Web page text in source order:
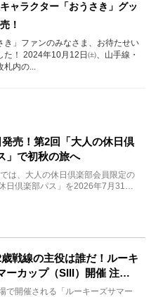
ャラクター「おうさき」グッ
！
き」ファンのみなさま、お待たせい
た！ 2024年10月12日㈯、山手線・
内の...
売！第2回「大人の休日倶
」で初秋の旅へ
は、大人の休日倶楽部会員限定の
日倶楽部パス」を2026年7月31日
戦線の主役は誰だ！ルーキ
ーカップ（SIII）開催 注目
ころをチェック
で開催される「ルーキーズサマー